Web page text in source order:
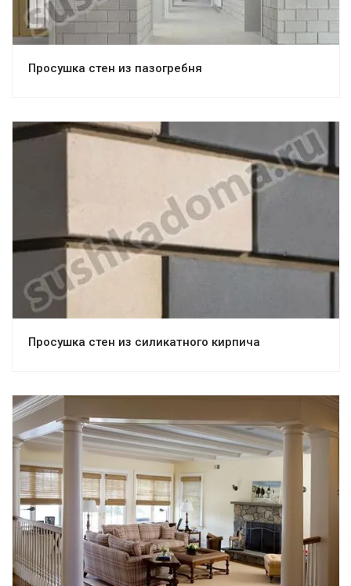
Просушка стен из пазогребня
Просушка стен из силикатного кирпича